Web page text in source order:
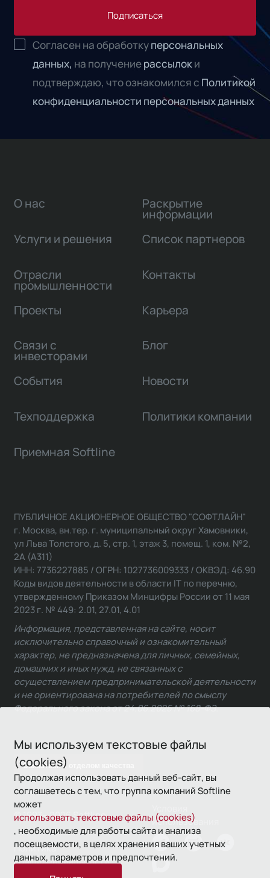
Подписаться
Согласен на обработкуперсональных
данных, на получениерассылоки
подтверждаю, что ознакомился с Политикой
конфиденциальности персональных данных
Мы используем текстовые файлы
(cookies)
Продолжая использовать данный веб-сайт, вы
соглашаетесь с тем, что группа компаний Softline
может
использовать текстовые файлы (cookies)
, необходимые для работы сайта и анализа
посещаемости, в целях хранения ваших учетных
данных, параметров и предпочтений.
О нас
Услуги и решения
Отрасли
промышленности
Проекты
Связи с
инвесторами
Раскрытие
информации
Список партнеров
Контакты
Карьера
Блог
События Новости
Техподдержка Политики компании
Приемная Softline
Связаться с отделом качества
ПУБЛИЧНОЕ АКЦИОНЕРНОЕ ОБЩЕСТВО "СОФТЛАЙН"
г. Москва, вн.тер. г. муниципальный округ Хамовники,
ул Льва Толстого, д. 5, стр. 1, этаж 3, помещ. 1, ком. №2,
2А (А311)
ИНН: 7736227885 / ОГРН: 1027736009333 / ОКВЭД: 46.90
Коды видов деятельности в области IT по перечню,
утвержденному Приказом Минцифры России от 11 мая
2023 г. № 449: 2.01, 27.01, 4.01
Информация, представленная на сайте, носит
исключительно справочный и ознакомительный
характер, не предназначена для личных, семейных,
домашних и иных нужд, не связанных с
осуществлением предпринимательской деятельности
и не ориентирована на потребителей по смыслу
Федерального закона от 24.06.2025 № 168-ФЗ.
© 1993—2026 Softline
использования
Политика
конфиденциальности